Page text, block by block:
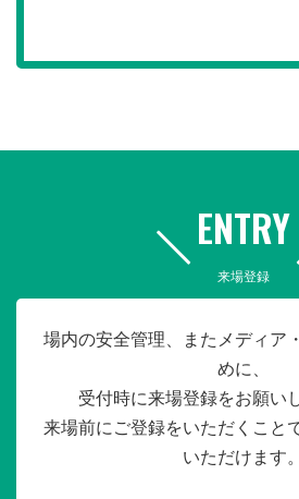
ENTRY
来場登録
場内の安全管理、またメディア
めに、
受付時に来場登録をお願い
来場前にご登録をいただくこと
いただけます。